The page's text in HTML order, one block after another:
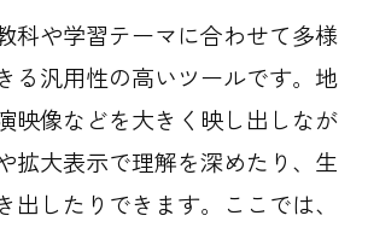
科や学習テーマに合わせて多様
る汎用性の高いツールです。地
映像などを大きく映し出しなが
拡大表示で理解を深めたり、生
出したりできます。ここでは、